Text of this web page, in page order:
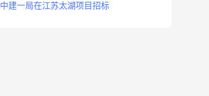
中建一局在江苏太湖项目招标